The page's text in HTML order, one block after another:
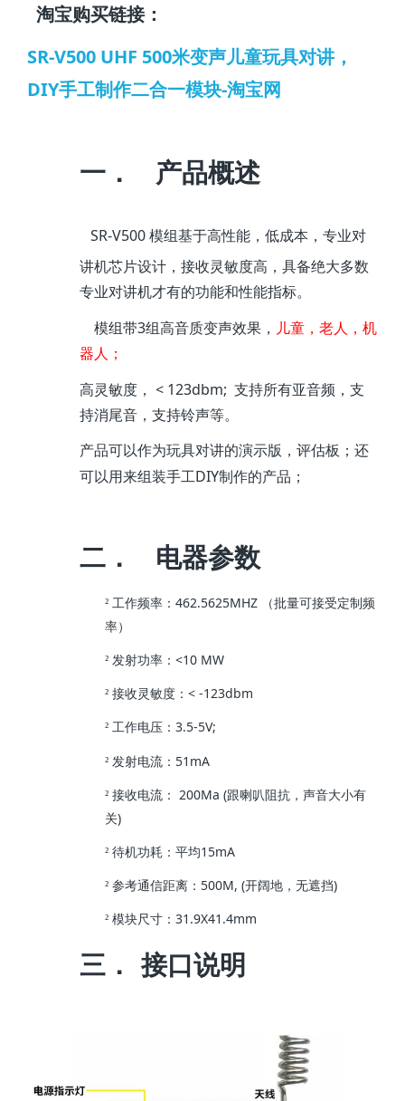
淘宝购买链接：
SR-V500 UHF 500米变声儿童玩具对讲，
DIY手工制作二合一模块-淘宝网
一． 产品概述
SR-V500 模组基于高性能，低成本，专业对
讲机芯片设计，接收灵敏度高，具备绝大多数
专业对讲机才有的功能和性能指标。
模组带3组高音质变声效果，
儿童，老人，机
器人；
高灵敏度， < 123dbm; 支持所有亚音频，支
持消尾音，支持铃声等。
产品可以作为玩具对讲的演示版，评估板；还
可以用来组装手工DIY制作的产品；
二． 电器参数
² 工作频率： 462.5625MHZ
（批量可接受定制频
率）
² 发射功率： <10 MW
² 接收灵敏度： < -123dbm
² 工作电压： 3.5-5V;
² 发射电流： 51mA
² 接收电流： 200Ma (跟喇叭阻抗，声音大小有
关)
² 待机功耗：平均15mA
² 参考通信距离： 500M, (开阔地，无遮挡)
² 模块尺寸： 31.9X41.4mm
三． 接口说明